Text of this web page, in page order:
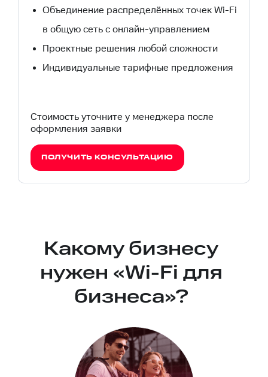
Объединение распределённых точек Wi-Fi
в общую сеть с онлайн-управлением
Проектные решения любой сложности
Индивидуальные тарифные предложения
Стоимость уточните у менеджера после
оформления заявки
ПОЛУЧИТЬ КОНСУЛЬТАЦИЮ
Какому бизнесу
нужен «Wi-Fi для
бизнеса»?